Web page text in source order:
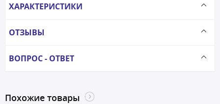
ХАРАКТЕРИСТИКИ
ОТЗЫВЫ
ВОПРОС - ОТВЕТ
Похожие товары